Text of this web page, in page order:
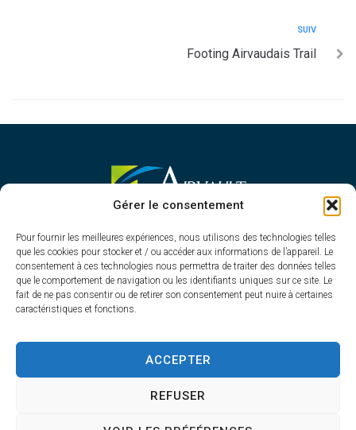
Gérer le consentement
Pour fournir les meilleures expériences, nous utilisons des technologies telles
que les cookies pour stocker et / ou accéder aux informations de l’appareil. Le
consentement à ces technologies nous permettra de traiter des données telles
que le comportement de navigation ou les identifiants uniques sur ce site. Le
fait de ne pas consentir ou de retirer son consentement peut nuire à certaines
caractéristiques et fonctions.
ACCEPTER
REFUSER
SUIV
Footing Airvaudais Trail
MAIRIE D'AIRVAULT
1 Rue Constant Balquet,
79600 Airvault
05 49 64 70 13
Contacter la mairie
Du lundi au vendredi
de 8h30 à 12h30 et de 13h45 à 17h30